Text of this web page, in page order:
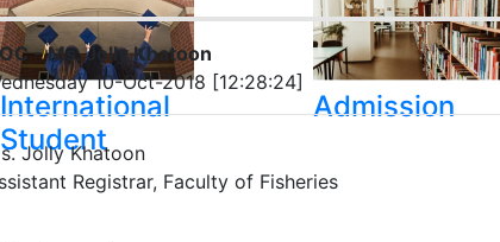
International
Student
Admission
- Ms. Jolly Khatoon
10-Oct-2018 [12:28:24]
Jolly Khatoon
Registrar, Faculty of Fisheries